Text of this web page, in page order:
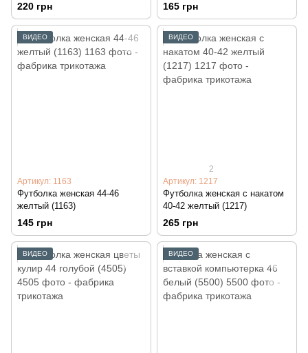
220 грн 165 грн
ВИДЕО
Артикул: 1163
Футболка женская 44-46
желтый (1163)
145 грн
ВИДЕО
2
Артикул: 1217
Футболка женская с накатом
40-42 желтый (1217)
265 грн
ВИДЕО ВИДЕО